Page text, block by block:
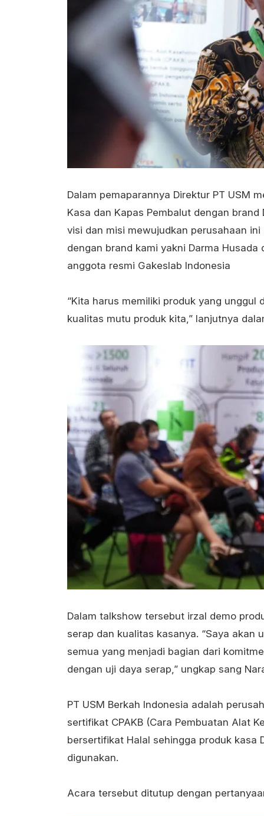
Dalam pemaparannya Direktur PT USM
Kasa dan Kapas Pembalut dengan
visi dan misi mewujudkan perusahaan
dengan brand kami yakni Darma
anggota resmi Gakeslab Indonesia
“Kita harus memiliki produk yang
kualitas mutu produk kita,” lanjutnya
Dalam talkshow tersebut irzal demo
serap dan kualitas kasanya. “Saya akan
semua yang menjadi bagian dari
dengan uji daya serap,” ungkap sang
PT USM Berkah Indonesia adalah
sertifikat CPAKB (Cara Pembuatan Alat
bersertifikat Halal sehingga produk kasa
digunakan.
Acara tersebut ditutup dengan